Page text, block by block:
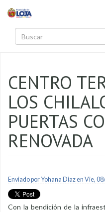
CENTRO
LOS
PUERTAS
RENOVADA
Enviado porYohana Diazen Vie,
Con la bendición de la